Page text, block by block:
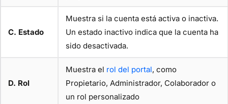
C. Estado
Muestra si la cuenta está activa o inactiva.
Un estado inactivo indica que la cuenta ha
sido desactivada.
D. Rol
Muestra el rol del portal, como
Propietario, Administrador, Colaborador o
un rol personalizado